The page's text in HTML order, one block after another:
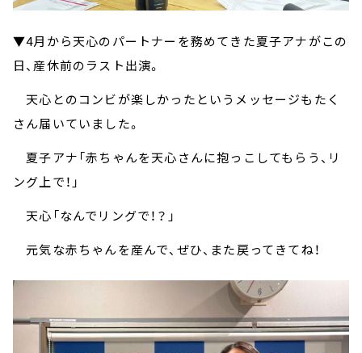
▼4月から天心のパートナーを務めてきた夏子アナがこの
日、産休前のラスト出演。
天心とのコンビが楽しかったというメッセージもたく
さん届いていました。
夏子アナ「赤ちゃんを天心さんに抱っこしてもらう、リ
ング上で！」
天心「なんでリングで！？」
元気な赤ちゃんを産んで、ぜひ、また戻ってきてね！